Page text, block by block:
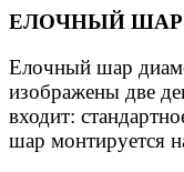
ЕЛОЧНЫЙ ШАР
Елочный шар
изображены две
входит:
шар монтируется